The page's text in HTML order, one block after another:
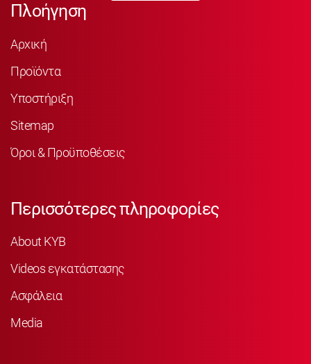
Πλοήγηση
Αρχική
Προϊόντα
Υποστήριξη
Sitemap
Όροι & Προϋποθέσεις
Περισσότερες πληροφορίες
About KYB
Videos εγκατάστασης
Ασφάλεια
Media